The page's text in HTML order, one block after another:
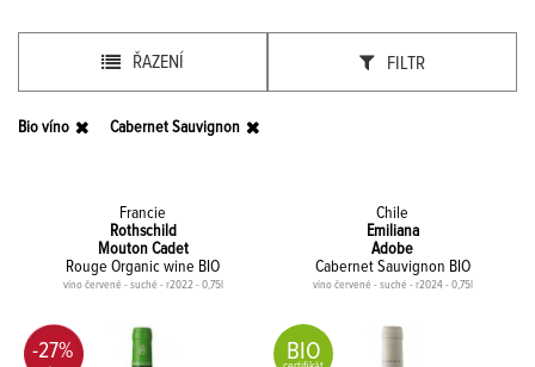
ŘAZENÍ FILTR
Bio víno Cabernet Sauvignon
Francie
Rothschild
Mouton Cadet
Rouge Organic wine BIO
víno červené - suché - r2022 - 0,75l
-27%
Chile
Emiliana
Adobe
Cabernet Sauvignon BIO
víno červené - suché - r2024 - 0,75l
BIO